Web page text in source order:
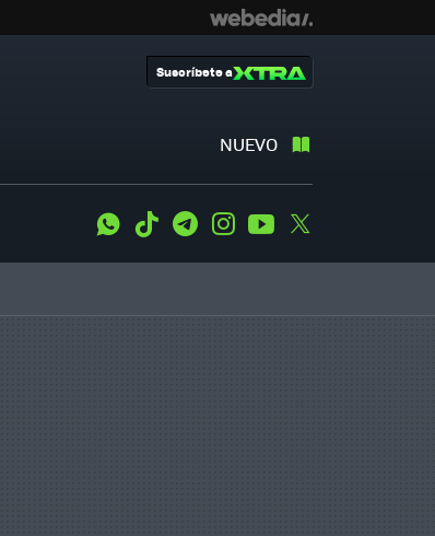
NUEVO
Suscríbete a
WhatsApp
Tiktok TelegramInstagramYoutube